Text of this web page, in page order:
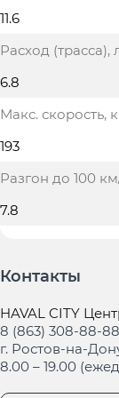
11.6
Расход (трасса),
6.8
Макс. скорость,
193
Разгон до 100
7.8
Контакты
HAVAL CITY
8 (863) 308-88-88
г. Ростов-на-
8.00 – 19.00